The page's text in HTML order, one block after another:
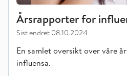
Årsrapporter for
Sist endret 08.10.2024
En samlet oversikt over våre
influensa.